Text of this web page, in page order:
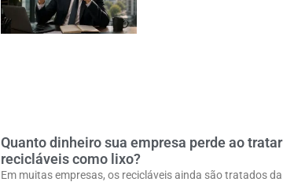
Quanto dinheiro sua empresa perde ao tratar
recicláveis como lixo?
Em muitas empresas, os recicláveis ainda são tratados da